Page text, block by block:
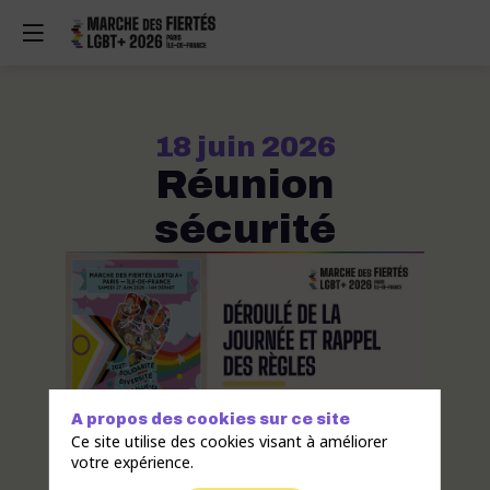
18 juin 2026
Réunion
sécurité
Mot d'ordre & Texte d'appel Déroulé de
A propos des cookies sur ce site
Ce site utilise des cookies visant à améliorer
votre expérience.